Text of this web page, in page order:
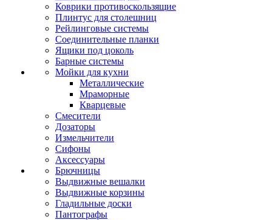
Коврики противоскользящие
Плинтус для столешниц
Рейлинговые системы
Соединительные планки
Ящики под цоколь
Барные системы
Мойки для кухни
Металлические
Мраморные
Кварцевые
Смесители
Дозаторы
Измельчители
Сифоны
Аксессуары
Брючницы
Выдвижные вешалки
Выдвижные корзины
Гладильные доски
Пантографы